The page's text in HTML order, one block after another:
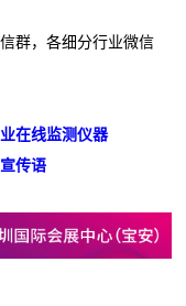
群，各细分行业微信
在线监测仪器
传语